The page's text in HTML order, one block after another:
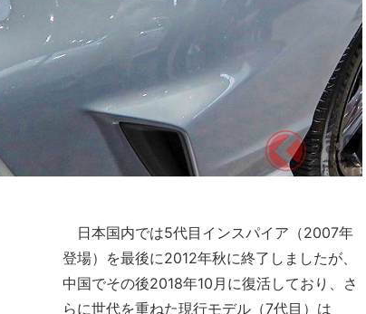
日本国内では5代目インスパイア（2007年
登場）を最後に2012年秋に終了しましたが、
中国でその後2018年10月に復活しており、さ
らに世代を重ねた現行モデル（7代目）は